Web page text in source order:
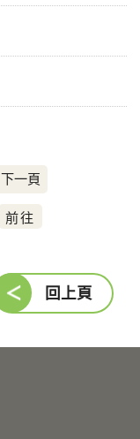
下一頁
前
回上頁